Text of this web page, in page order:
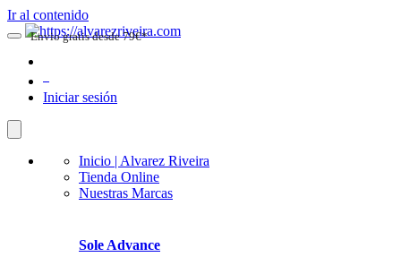
Ir al contenido
Iniciar sesión
Inicio | Alvarez Riveira
Tienda Online
Nuestras Marcas
Sole Advance
Envio gratis desde 79€*